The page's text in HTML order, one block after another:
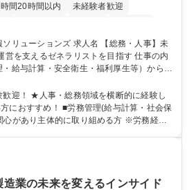
間20時間以内
未経験者歓迎
交通費支給 土日祝休み 寮・社宅あり
求人名 【総務・人事】未
支えるゼネラリストを目指す 仕事の内
給与計算・安全衛生・福利厚生等）からお
採用・教育業務へ守備範囲を広げ、組織運
労働時間管理、給与
管理、安全衛生、健康経営推進等をお任せ
者管理など、幅広く経験を積んでいただき
適な環境です。 募集職種 【総
ープ/組織運営を支えるゼネラリストを目
迎！ ★人事・総務領域を横断的に経験し
務管理(給与計算・社会保
心があり主体的に取り組める方 ※労務経験
・社会保険手続き・勤怠管理など）の経験
短大
造業の未来を変えるインサイド